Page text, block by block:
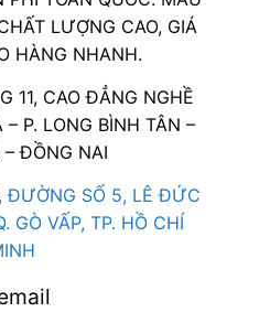
LƯỢNG CAO, GIÁ
HÀNG NHANH.
11, CAO ĐẲNG NGHỀ
– P. LONG BÌNH TÂN –
– ĐỒNG NAI
ĐƯỜNG SỐ 5, LÊ ĐỨC
GÒ VẤP, TP. HỒ CHÍ